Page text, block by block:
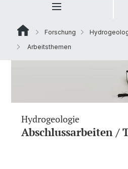
Forschung
Arbeitsthemen
Hydrogeologie
Abschlussarbeiten /